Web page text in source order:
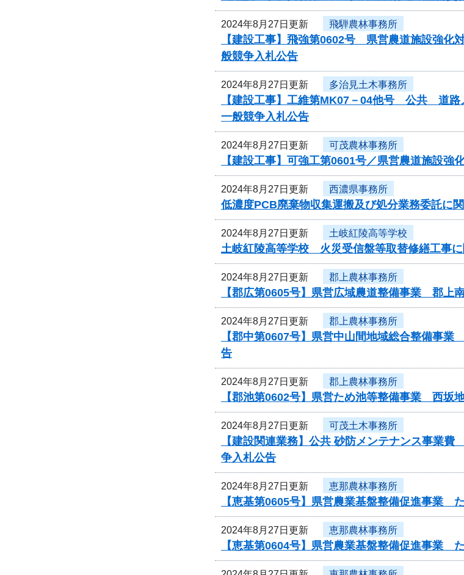
2024年8月27日更新 飛騨農林事務所
【建設工事】飛強第0602号 県営農道施設強
般競争入札公告
2024年8月27日更新 多治見土木事務所
【建設工事】工維第MK07－04他号 公共 道路
一般競争入札公告
2024年8月27日更新 可茂農林事務所
【建設工事】可強工第0601号／県営農道施設
2024年8月27日更新 西濃県事務所
低濃度PCB廃棄物収集運搬及び処分業務委託に
2024年8月27日更新 土岐紅陵高等学校
土岐紅陵高等学校 火災受信盤等取替修繕工事
2024年8月27日更新 郡上農林事務所
【郡広第0605号】県営広域農道整備事業 郡
2024年8月27日更新 郡上農林事務所
【郡中第0607号】県営中山間地域総合整備事
告
2024年8月27日更新 郡上農林事務所
【郡池第0602号】県営ため池等整備事業 西
2024年8月27日更新 可茂土木事務所
【建設関連業務】公共 砂防メンテナンス事業
争入札公告
2024年8月27日更新 恵那農林事務所
【恵基第0605号】県営農業基盤整備促進事業
2024年8月27日更新 恵那農林事務所
【恵基第0604号】県営農業基盤整備促進事業